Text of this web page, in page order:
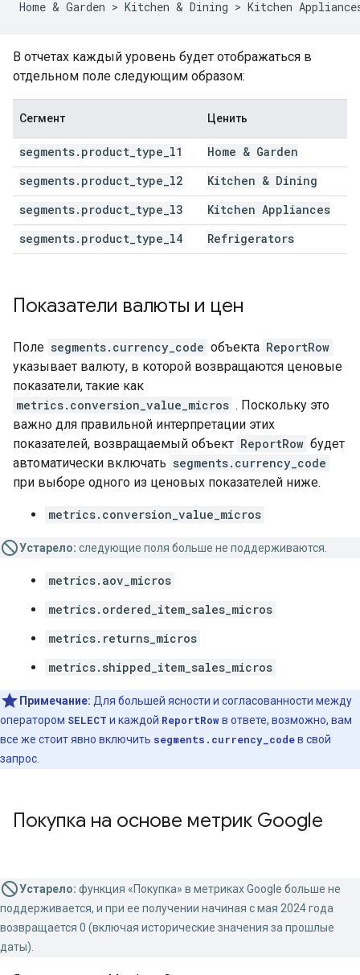
В отчетах каждый уровень будет отображаться в
отдельном поле следующим образом:
Сегмент Ценить
segments. product type l1
Home & Garden
segments. product type l2
Kitchen & Dining
segments. product type l3
Kitchen Appliances
segments. product type l4 Refrigerators
Показатели валюты и цен
Поле segments.currency_code объекта ReportRow
указывает валюту, в которой возвращаются ценовые
показатели, такие как
metrics.conversion_value_micros . Поскольку это
важно для правильной интерпретации этих
показателей, возвращаемый объект ReportRow будет
автоматически включать segments.currency_code
при выборе одного из ценовых показателей ниже.
metrics.conversion_value_micros
Устарело: следующие поля больше не поддерживаются.
metrics.aov_micros
metrics.ordered_item_sales_micros
metrics.returns_micros
metrics.shipped_item_sales_micros
Примечание: Для большей ясности и согласованности между
оператором SELECT и каждой ReportRowв ответе, возможно, вам
все же стоит явно включить segments.currency_codeв свой
запрос.
Покупка на основе метрик Google
Устарело: функция «Покупка» в метриках Google больше не
поддерживается, и при ее получении начиная с мая 2024 года
возвращается 0 (включая исторические значения за прошлые
даты).